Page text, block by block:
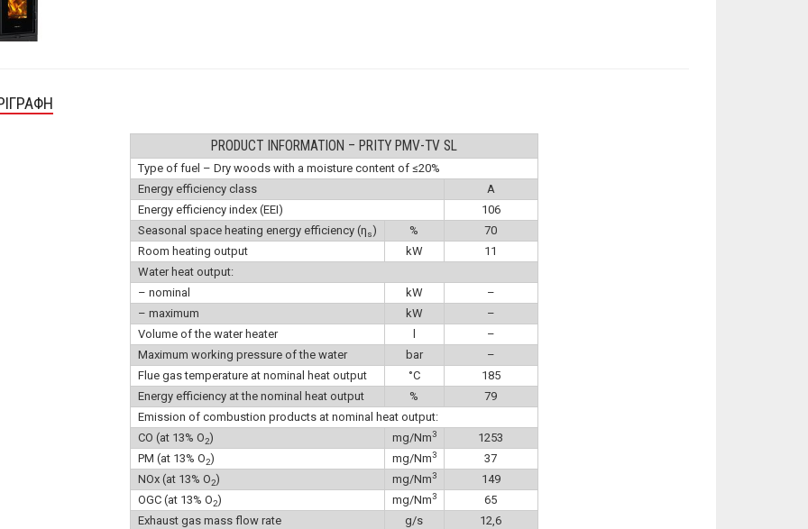
PRODUCT INFORMATION – PRITY PMV-TV SL
Type of fuel – Dry woods with a moisture content of ≤20%
Energy efficiency class
A
Energy efficiency index (EEI)
106
Seasonal space heating energy efficiency (ηs) %
70
Room heating output
kW
11
Water heat output:
– nominal
kW
–
– maximum
kW
–
Volume of the water heater
–
Maximum working pressure of the water
bar
–
Flue gas temperature at nominal heat output
°C
185
Energy efficiency at the nominal heat output
%
79
Emission of combustion products at nominal heat output:
CO (at 13% O2) mg/Nm3
1253
PM (at 13% O2) mg/Nm3
37
NOx (at 13% O2) mg/Nm3
149
OGC (at 13% O2) mg/Nm3
65
Exhaust gas mass flow rate
g/s
12,6